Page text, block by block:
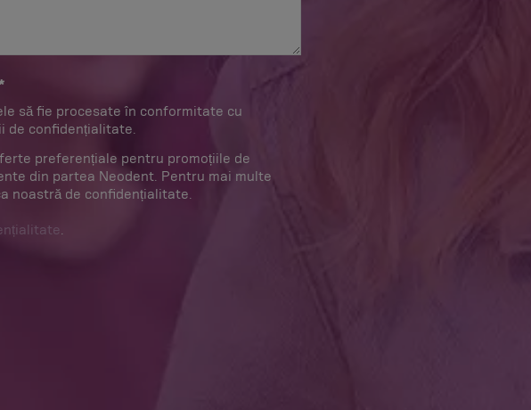
să fie procesate în conformitate cu
de confidențialitate.
preferențiale pentru promoțiile de
din partea Neodent. Pentru mai multe
noastră de confidențialitate.
.